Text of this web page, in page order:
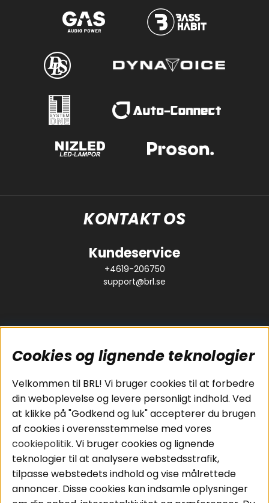
KONTAKT OS
Kundeservice
+4619-206750
support@brl.se
Populære sider
Pakkeløsninger
Bilstereo
Højttalere
Forstærker
Smartphone
Tilbehør
Kabler
Kundeservice
Cookies
Handelsbetingelser
Personvernpolicy
Service / Garanti /
Retur
Cookies og lignende teknologier
Velkommen til BRL! Vi bruger cookies til at forbedre
din weboplevelse og levere personligt indhold. Ved
at klikke på "Godkend og luk" accepterer du brugen
af cookies i overensstemmelse med vores
cookiepolitik. Vi bruger cookies og lignende
teknologier til at analysere webstedsstrafik,
tilpasse webstedets indhold og vise målrettede
annoncer. Disse cookies kan indsamle oplysninger